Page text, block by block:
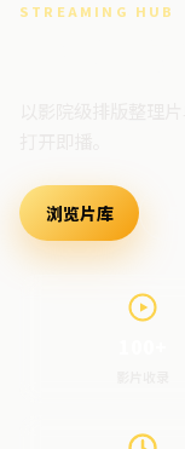
STREAMING HUB
浏览片库